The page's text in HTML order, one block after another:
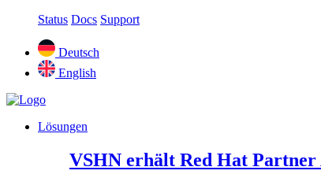
Status Docs Support
Deutsch
English
Lösungen
VSHN erhält Red Hat Partner